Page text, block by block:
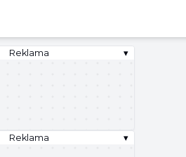
Reklama ▾
Reklama ▾